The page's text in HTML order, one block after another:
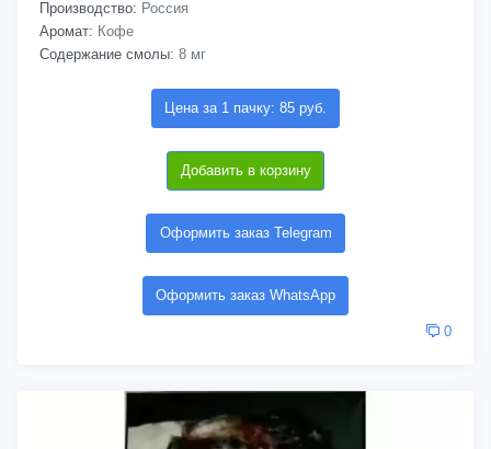
Производство: Россия
Аромат: Кофе
Содержание смолы: 8 мг
Цена за 1 пачку: 85 руб.
Добавить в корзину
Оформить заказ Telegram
Оформить заказ WhatsApp
0